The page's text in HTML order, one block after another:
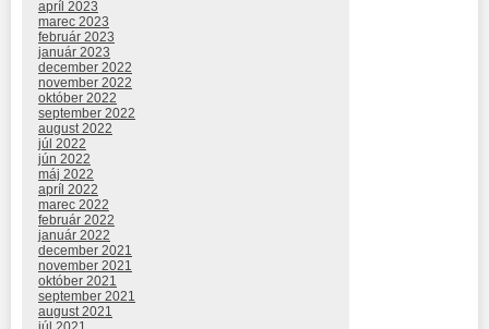
apríl 2023
marec 2023
február 2023
január 2023
december 2022
november 2022
október 2022
september 2022
august 2022
júl 2022
jún 2022
máj 2022
apríl 2022
marec 2022
február 2022
január 2022
december 2021
november 2021
október 2021
september 2021
august 2021